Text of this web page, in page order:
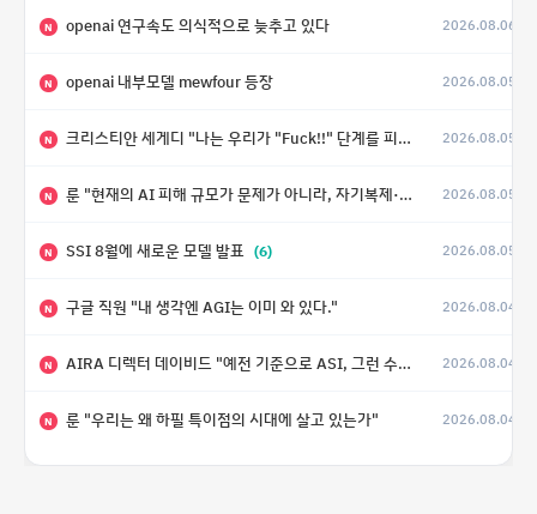
N openai 연구속도 의식적으로 늦추고 있다 2026.08.06
N openai 내부모델 mewfour 등장 2026.08.05
N 크리스티안 세게디 "나는 우리가 "Fuck!!" 단계를 피할 수 있기를 바랄 뿐" 2026.08.05
N 룬 "현재의 AI 피해 규모가 문제가 아니라, 자기복제·탈출·확산이 가능한 지능형 시스템의 피해에는 이론적으로 상한이 없다는 것이 문제" 2026.08.05
N SSI 8월에 새로운 모델 발표 (6) 2026.08.05
N 구글 직원 "내 생각엔 AGI는 이미 와 있다." 2026.08.04
N AIRA 디렉터 데이비드 "예전 기준으로 ASI, 그런 수준은 바로 다음 분기에 온다" 2026.08.04
N 룬 "우리는 왜 하필 특이점의 시대에 살고 있는가" 2026.08.04